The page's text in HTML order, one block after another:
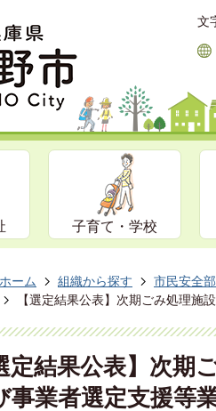
文
子育て・学校
ホーム 組織から探す 市民安全
【選定結果公表】次期ごみ処理施
定結果公表】次期
事業者選定支援等